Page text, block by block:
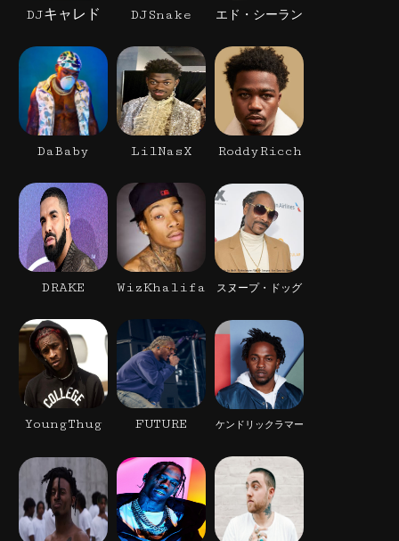
DJキャレド DJSnake エド・シーラン
DaBaby LilNasX RoddyRicch
DRAKE WizKhalifa スヌープ・ドッグ
YoungThug FUTURE ケンドリックラマー